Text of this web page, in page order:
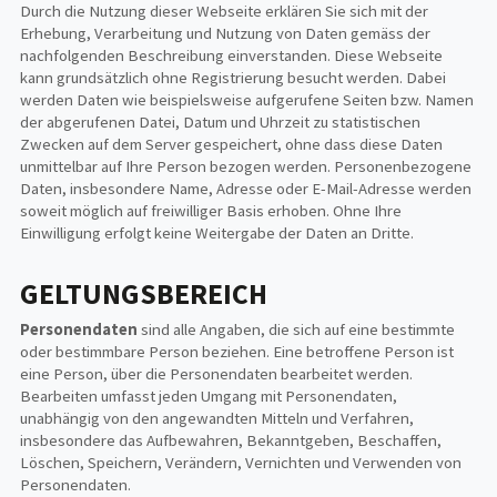
Durch die Nutzung dieser Webseite erklären Sie sich mit der
Erhebung, Verarbeitung und Nutzung von Daten gemäss der
nachfolgenden Beschreibung einverstanden. Diese Webseite
kann grundsätzlich ohne Registrierung besucht werden. Dabei
werden Daten wie beispielsweise aufgerufene Seiten bzw. Namen
der abgerufenen Datei, Datum und Uhrzeit zu statistischen
Zwecken auf dem Server gespeichert, ohne dass diese Daten
unmittelbar auf Ihre Person bezogen werden. Personenbezogene
Daten, insbesondere Name, Adresse oder E-Mail-Adresse werden
soweit möglich auf freiwilliger Basis erhoben. Ohne Ihre
Einwilligung erfolgt keine Weitergabe der Daten an Dritte.
GELTUNGSBEREICH
Personendaten sind alle Angaben, die sich auf eine bestimmte
oder bestimmbare Person beziehen. Eine betroffene Person ist
eine Person, über die Personendaten bearbeitet werden.
Bearbeiten umfasst jeden Umgang mit Personendaten,
unabhängig von den angewandten Mitteln und Verfahren,
insbesondere das Aufbewahren, Bekanntgeben, Beschaffen,
Löschen, Speichern, Verändern, Vernichten und Verwenden von
Personendaten.